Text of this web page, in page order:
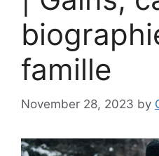
famille
November 28, 2023 by